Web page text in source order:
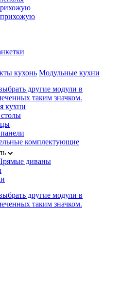
кухонь Модульные кухни
другие модули в
таким значком.
кухни
комплектующие
диваны
другие модули в
таким значком.